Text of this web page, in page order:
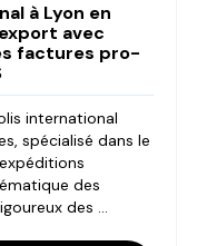
à Lyon en
avec
factures pro-
international
spécialisé dans le
des
des ...